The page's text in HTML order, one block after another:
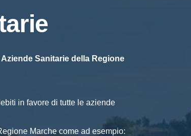
Sanitarie della Regione
in favore di tutte le aziende
Marche come ad esempio: